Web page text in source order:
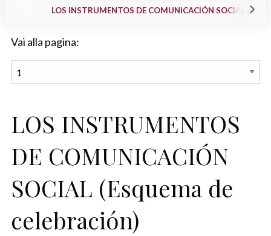
LOS INSTRUMENTOS DE COMUNICACIÓN SOCIAL
Vai alla pagina:
LOS INSTRUMENTOS
DE COMUNICACIÓN
SOCIAL (Esquema de
celebración)